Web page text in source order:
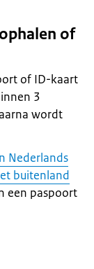
of
of ID-kaart
3
wordt
Nederlands
buitenland
een paspoort